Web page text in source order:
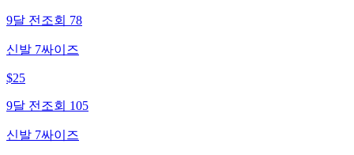
9달 전 조회 78
신발 7싸이즈
$25
9달 전 조회 105
신발 7싸이즈